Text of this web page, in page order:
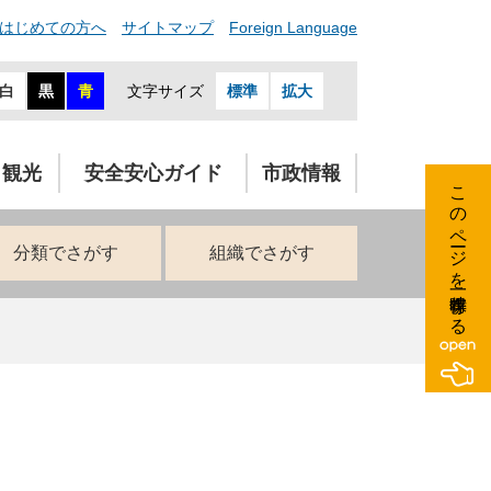
はじめての方へ サイトマップ Foreign Language
白 黒 青 文字サイズ 標準 拡大
光 安全安心ガイド 市政情報
分類でさがす 組織でさがす このページを一時保存する